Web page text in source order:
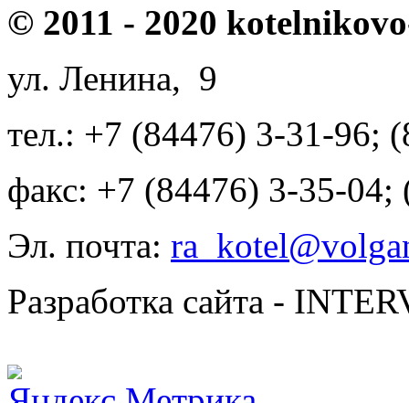
© 2011 - 2020
ул. Ленина, 9
тел.: +7 (84476) 3-31-96;
факс: +7 (84476) 3-35-04;
Эл. почта:
Разработка сайта -